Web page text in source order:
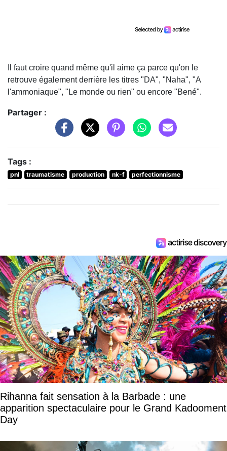
Il faut croire quand même qu'il aime ça parce qu'on le
retrouve également derrière les titres "DA", "Naha", "A
l'ammoniaque", "Le monde ou rien" ou encore "Bené".
Partager :
Tags :
pnl traumatisme production nk-f perfectionnisme
Rihanna fait sensation à la Barbade : une
apparition spectaculaire pour le Grand Kadooment
Day